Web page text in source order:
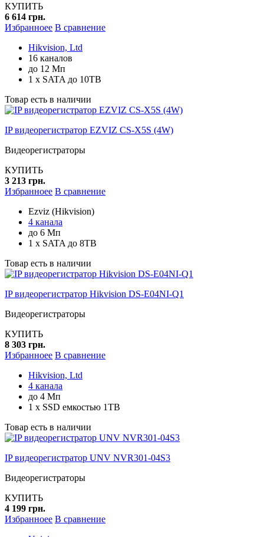
КУПИТЬ
6 614 грн.
Избранноее В сравнение
Hikvision, Ltd
16 каналов
до 12 Мп
1 x SATA до 10TB
Товар есть в наличии
IP видеорегистратор EZVIZ CS-X5S (4W)
Видеорегистраторы
КУПИТЬ
3 213 грн.
Избранноее В сравнение
Ezviz (Hikvision)
4 канала
до 6 Мп
1 x SATA до 8TB
Товар есть в наличии
IP видеорегистратор Hikvision DS-E04NI-Q1
Видеорегистраторы
КУПИТЬ
8 303 грн.
Избранноее В сравнение
Hikvision, Ltd
4 канала
до 4 Мп
1 x SSD емкостью 1TB
Товар есть в наличии
IP видеорегистратор UNV NVR301-04S3
Видеорегистраторы
КУПИТЬ
4 199 грн.
Избранноее В сравнение